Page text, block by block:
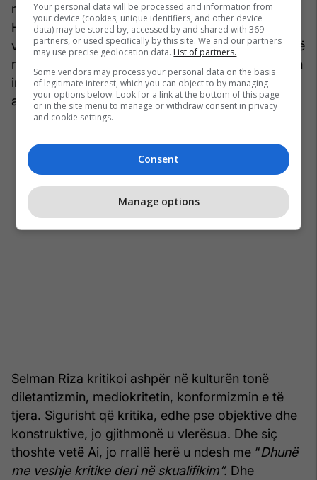
në studio, historianë që refuzuan të shkruajnë për
Haxhi Qamilin, por pati dhe nga ata që krijuan
vepra arti jo konformiste dhe e pësuan, të tjerë që
mbrojtën monumentet e kultit e të tjera. U quajtën
intelektualë borgjezë e nacionalistë, u ndëshkuan
apo u diskriminuan.
Selman Riza kritikoi ashpër në kulturën tonë
diletantizmin, mediokritetin, konformizmin e të
tjera. Sigurisht që kritika, edhe pse objektive dhe
konstruktive, jo gjithmonë u vlerësua. Dhe siç
thoshte vetë Ai, jo rrallë herë u ndesh me “Dhunë
me veshje kritike deri në skualifikim”. Dhe
Your personal data will be processed and information from
your device (cookies, unique identifiers, and other device
data) may be stored by, accessed by and shared with 369
partners, or used specifically by this site. We and our partners
may use precise geolocation data. List of partners.
Some vendors may process your personal data on the basis
of legitimate interest, which you can object to by managing
your options below. Look for a link at the bottom of this page
or in the site menu to manage or withdraw consent in privacy
and cookie settings.
Consent
Manage options